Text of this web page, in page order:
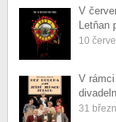
V
Letňan
10
V
31